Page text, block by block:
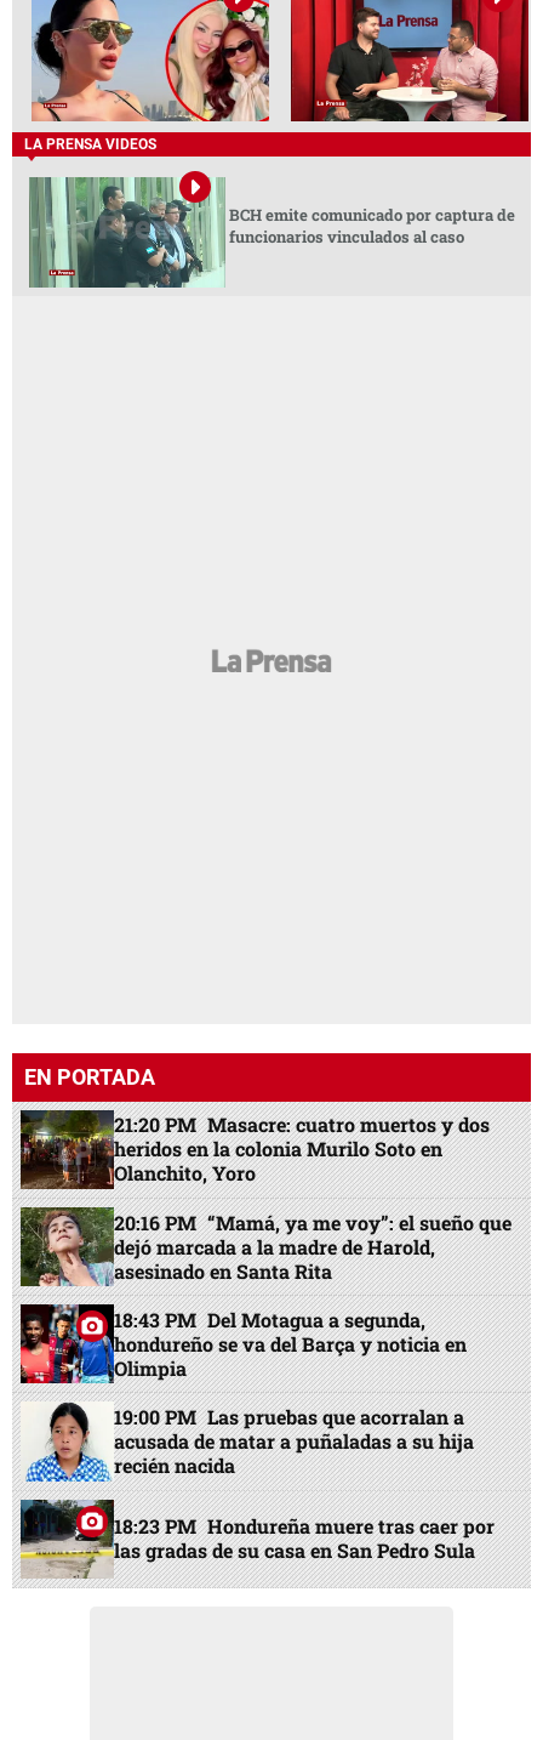
LA PRENSA VIDEOS
BCH emite comunicado por captura de
funcionarios vinculados al caso
EN PORTADA
21:20 PM Masacre: cuatro muertos y dos
heridos en la colonia Murilo Soto en
Olanchito, Yoro
20:16 PM “Mamá, ya me voy”: el sueño que
dejó marcada a la madre de Harold,
asesinado en Santa Rita
18:43 PM Del Motagua a segunda,
hondureño se va del Barça y noticia en
Olimpia
19:00 PM Las pruebas que acorralan a
acusada de matar a puñaladas a su hija
recién nacida
18:23 PM Hondureña muere tras caer por
las gradas de su casa en San Pedro Sula